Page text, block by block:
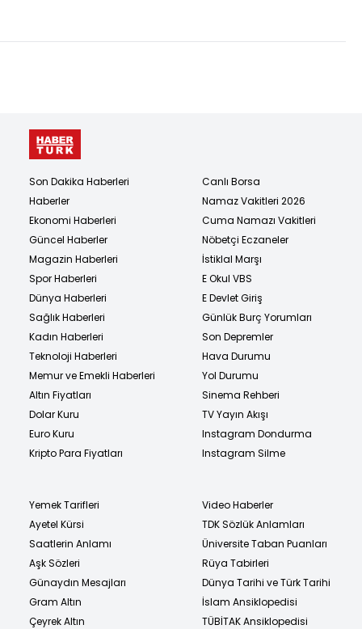
Son Dakika Haberleri
Haberler
Ekonomi Haberleri
Güncel Haberler
Magazin Haberleri
Spor Haberleri
Dünya Haberleri
Sağlık Haberleri
Kadın Haberleri
Teknoloji Haberleri
Memur ve Emekli Haberleri
Altın Fiyatları
Dolar Kuru
Euro Kuru
Kripto Para Fiyatları
Canlı Borsa
Namaz Vakitleri 2026
Cuma Namazı Vakitleri
Nöbetçi Eczaneler
İstiklal Marşı
E Okul VBS
E Devlet Giriş
Günlük Burç Yorumları
Son Depremler
Hava Durumu
Yol Durumu
Sinema Rehberi
TV Yayın Akışı
Instagram Dondurma
Instagram Silme
Yemek Tarifleri
Ayetel Kürsi
Saatlerin Anlamı
Aşk Sözleri
Günaydın Mesajları
Gram Altın
Çeyrek Altın
Video Haberler
TDK Sözlük Anlamları
Üniversite Taban Puanları
Rüya Tabirleri
Dünya Tarihi ve Türk Tarihi
İslam Ansiklopedisi
TÜBİTAK Ansiklopedisi